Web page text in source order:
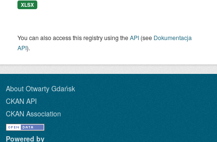
XLSX
You can also access this registry using theAPI (see Dokumentacja
API).
About Otwarty Gdańsk
CKAN API
CKAN Association
Powered by